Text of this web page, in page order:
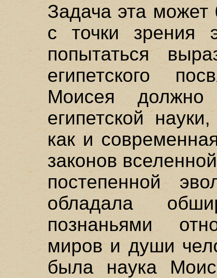
Задача эта может
с точки зрения
попытаться
египетского
Моисея
египетской
как и
законов
постепенной
обладала
познаньями
миров и души
была наука